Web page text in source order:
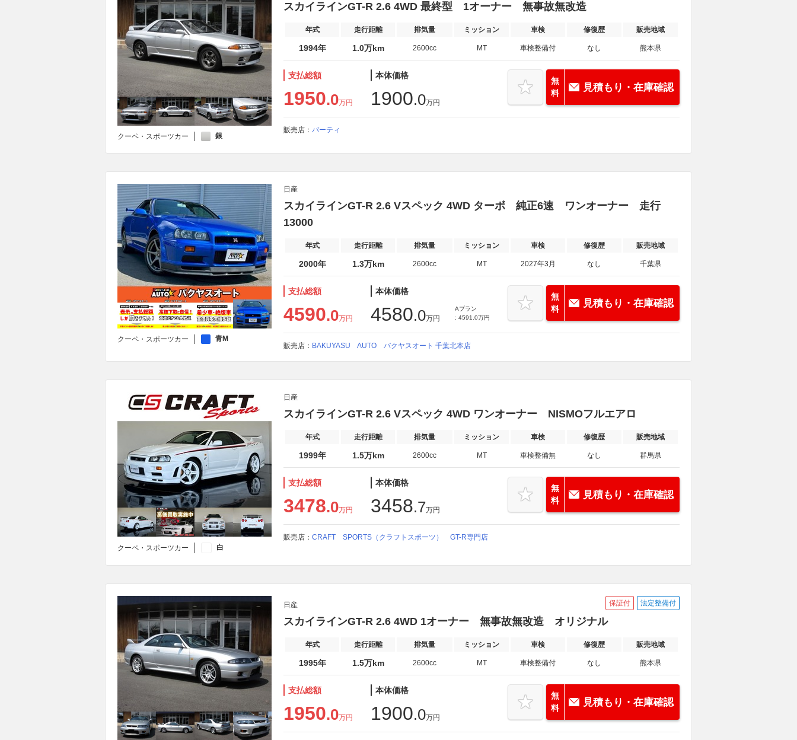
クーペ・スポーツカー 銀
スカイラインGT-R 2.6 4WD 最終型 1オーナー 無事故無改造
年式 走行距離 排気量 ミッション 車検 修復歴 販売地域
1994年 1.0万km 2600cc MT 車検整備付 なし 熊本県
支払総額
1950.0万円
本体価格
1900.0万円
無
料
見積もり・在庫確認
販売店： パーティ
クーペ・スポーツカー 青M
日産
スカイラインGT-R 2.6 Vスペック 4WD ターボ 純正6速 ワンオーナー 走行
13000
年式 走行距離 排気量 ミッション 車検 修復歴 販売地域
2000年 1.3万km 2600cc MT 2027年3月 なし 千葉県
支払総額
4590.0万円
本体価格
4580.0万円
Aプラン
: 4591.0万円
無
料
見積もり・在庫確認
販売店： BAKUYASU AUTO バクヤスオート 千葉北本店
クーペ・スポーツカー 白
日産
スカイラインGT-R 2.6 Vスペック 4WD ワンオーナー NISMOフルエアロ
年式 走行距離 排気量 ミッション 車検 修復歴 販売地域
1999年 1.5万km 2600cc MT 車検整備無 なし 群馬県
支払総額
3478.0万円
本体価格
3458.7万円
無
料
見積もり・在庫確認
販売店： CRAFT SPORTS（クラフトスポーツ） GT-R専門店
日産 保証付 法定整備付
スカイラインGT-R 2.6 4WD 1オーナー 無事故無改造 オリジナル
年式 走行距離 排気量 ミッション 車検 修復歴 販売地域
1995年 1.5万km 2600cc MT 車検整備付 なし 熊本県
支払総額
1950.0万円
本体価格
1900.0万円
無
料
見積もり・在庫確認